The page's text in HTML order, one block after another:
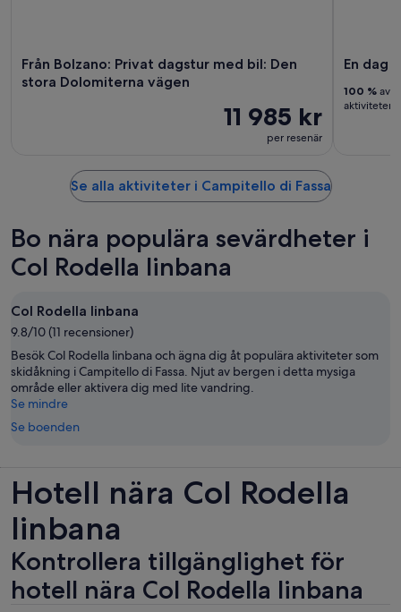
Från Bolzano: Privat dagstur med bil: Den
stora Dolomiterna vägen
11 985 kr
per resenär
En dag
100 % av
aktiviteten
Se alla aktiviteter i Campitello di Fassa
Bo nära populära sevärdheter i
Col Rodella linbana
Col Rodella linbana
9.8/10 (11 recensioner)
Besök Col Rodella linbana och ägna dig åt populära aktiviteter som
skidåkning i Campitello di Fassa. Njut av bergen i detta mysiga
område eller aktivera dig med lite vandring.
Se mindre
Se boenden
Hotell nära Col Rodella
linbana
Kontrollera tillgänglighet för
hotell nära Col Rodella linbana